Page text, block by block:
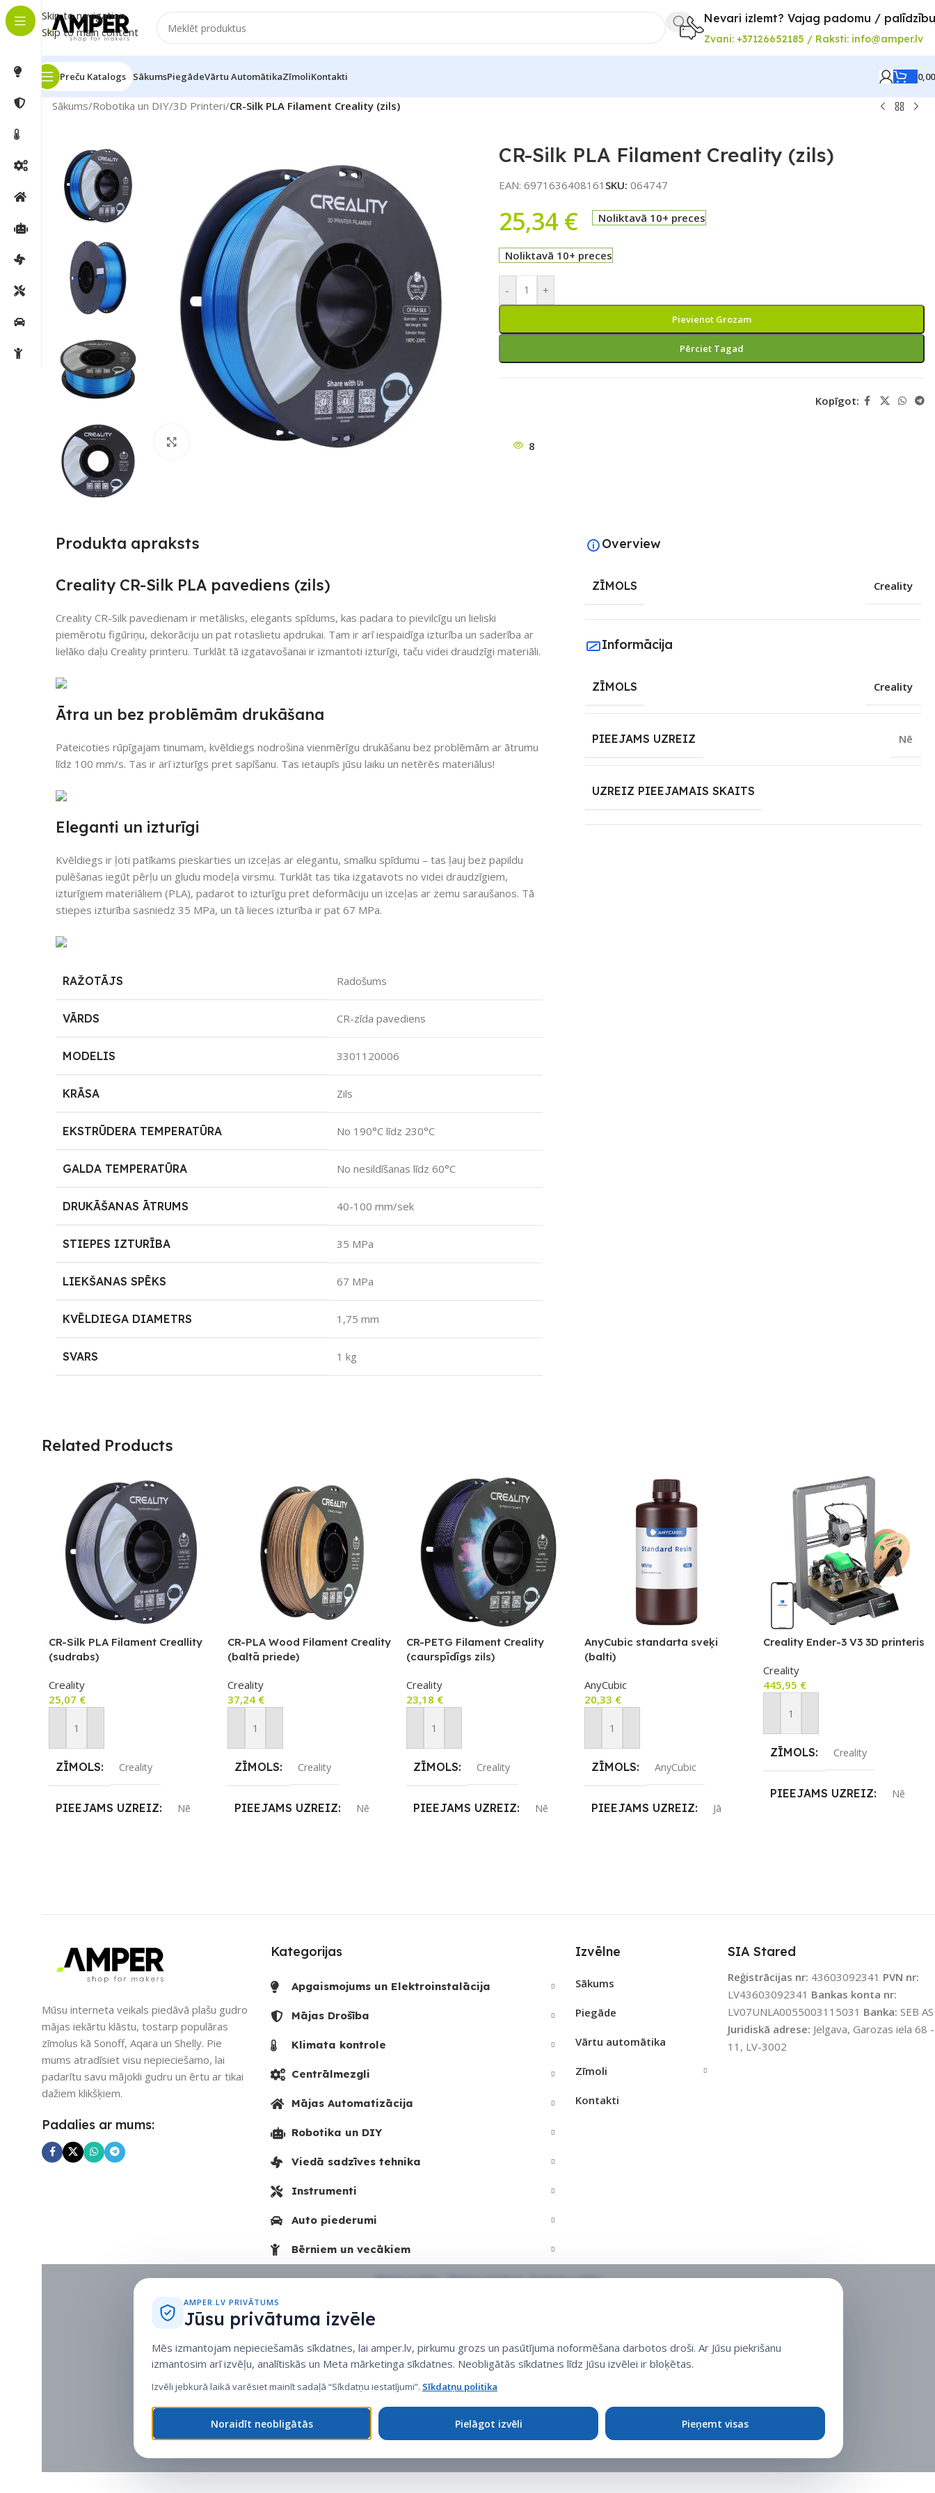
Skip to navigation
Skip to main content
Nevari izlemt? Vajag padomu /
Zvani: +37126652185 / Raksti: info@amper.lv
Preču Katalogs SākumsPiegādeVārtu AutomātikaZīmoliKontakti
Sākums/Robotika un DIY/3D Printeri/CR-Silk PLA Filament Creality (zils)
Noklikšķiniet, lai palielinātu
CR-Silk PLA Filament Creality (zils)
EAN: 6971636408161 SKU: 064747
25,34 € Noliktavā 10+ preces
Noliktavā 10+ preces
- +
Pievienot Grozam
Pērciet Tagad
Kopīgot:
8
Produkta apraksts
Creality CR-Silk PLA pavediens (zils)
Creality CR-Silk pavedienam ir metālisks, elegants spīdums, kas padara to pievilcīgu un lieliski
piemērotu figūriņu, dekorāciju un pat rotaslietu apdrukai. Tam ir arī iespaidīga izturība un saderība ar
lielāko daļu Creality printeru. Turklāt tā izgatavošanai ir izmantoti izturīgi, taču videi draudzīgi materiāli.
Ātra un bez problēmām drukāšana
Pateicoties rūpīgajam tinumam, kvēldiegs nodrošina vienmērīgu drukāšanu bez problēmām ar ātrumu
līdz 100 mm/s. Tas ir arī izturīgs pret sapīšanu. Tas ietaupīs jūsu laiku un netērēs materiālus!
Eleganti un izturīgi
Kvēldiegs ir ļoti patīkams pieskarties un izceļas ar elegantu, smalku spīdumu – tas ļauj bez papildu
pulēšanas iegūt pērļu un gludu modeļa virsmu. Turklāt tas tika izgatavots no videi draudzīgiem,
izturīgiem materiāliem (PLA), padarot to izturīgu pret deformāciju un izceļas ar zemu saraušanos. Tā
stiepes izturība sasniedz 35 MPa, un tā lieces izturība ir pat 67 MPa.
RAŽOTĀJS Radošums
VĀRDS CR-zīda pavediens
MODELIS 3301120006
KRĀSA Zils
EKSTRŪDERA TEMPERATŪRA No 190°C līdz 230°C
GALDA TEMPERATŪRA No nesildīšanas līdz 60°C
DRUKĀŠANAS ĀTRUMS 40-100 mm/sek
STIEPES IZTURĪBA 35 MPa
LIEKŠANAS SPĒKS 67 MPa
KVĒLDIEGA DIAMETRS 1,75 mm
SVARS 1 kg
Overview
ZĪMOLS Creality
Informācija
ZĪMOLS Creality
PIEEJAMS UZREIZ Nē
UZREIZ PIEEJAMAIS SKAITS
Related Products
CR-Silk PLA Filament Creallity
(sudrabs)
Creality
25,07 €
Pievienot Grozam
ZĪMOLS Creality
PIEEJAMS UZREIZ Nē
CR-PLA Wood Filament Creality
(baltā priede)
Creality
37,24 €
Pievienot Grozam
ZĪMOLS Creality
PIEEJAMS UZREIZ Nē
CR-PETG Filament Creality
(caurspīdīgs zils)
Creality
23,18 €
Pievienot Grozam
ZĪMOLS Creality
PIEEJAMS UZREIZ Nē
AnyCubic standarta sveķi
(balti)
AnyCubic
20,33 €
Pievienot Grozam
ZĪMOLS AnyCubic
PIEEJAMS UZREIZ Jā
Creality Ender-3 V3 3D printeris
Creality
445,95 €
Pievienot Grozam
ZĪMOLS Creality
PIEEJAMS UZREIZ Nē
Mūsu interneta veikals piedāvā plašu gudro
mājas iekārtu klāstu, tostarp populāras
zīmolus kā Sonoff, Aqara un Shelly. Pie
mums atradīsiet visu nepieciešamo, lai
padarītu savu mājokli gudru un ērtu ar tikai
dažiem klikšķiem.
Padalies ar mums:
Kategorijas
Apgaismojums un Elektroinstalācija
Mājas Drošība
Klimata kontrole
Centrālmezgli
Mājas Automatizācija
Robotika un DIY
Viedā sadzīves tehnika
Instrumenti
Auto piederumi
Bērniem un vecākiem
Izvēlne
Sākums
Piegāde
Vārtu automātika
Zīmoli
Kontakti
SIA Stared
Reģistrācijas nr: 43603092341 PVN nr:
LV43603092341 Bankas konta nr:
LV07UNLA0055003115031 Banka: SEB AS
Juridiskā adrese: Jelgava, Garozas iela 68 -
11, LV-3002
AMPER.LV PRIVĀTUMS
Jūsu privātuma izvēle
Mēs izmantojam nepieciešamās sīkdatnes, lai amper.lv, pirkumu grozs un pasūtījuma noformēšana darbotos droši. Ar Jūsu piekrišanu
izmantosim arī izvēļu, analītiskās un Meta mārketinga sīkdatnes. Neobligātās sīkdatnes līdz Jūsu izvēlei ir bloķētas.
Izvēli jebkurā laikā varēsiet mainīt sadaļā “Sīkdatņu iestatījumi”. Sīkdatņu politika
Noraidīt neobligātās Pielāgot izvēli Pieņemt visas
Sīkdatņu politika• Sīkdatņu iestatījumi •Privātuma politika